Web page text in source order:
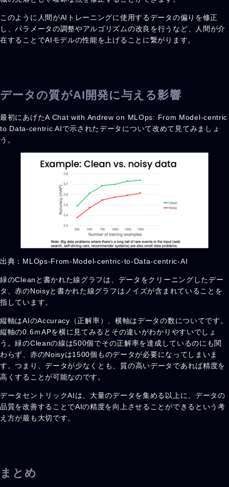
このように人間がAIトレーニングに使用するデータの偏りを修正
し、パラメータの調整やアルゴリズムの改良を行うなど、人間が介
在することでAIモデルの性能を上げることに繋がります。
データの質がAI開発に与える影響
最初にあげたA Chat with Andrew on MLOps: From Model-centric
to Data-centric AIで示されたデータについて改めて見てみましょ
う。
出典：MLOps-From-Model-centric-to-Data-centric-AI
緑のCleanと書かれた線グラフは、データをクリーニングしたデー
タ、赤のNoisyと書かれた線グラフはノイズが含まれていることを
指しています。
縦軸はAIのAccuracy（正解率）、横軸はデータの数についてです。
縦軸の0.6ｍAPを横に見てみるとその違いがわかりやすいでしょ
う。緑のCleanの線は500個でその正解率を達成しているのにも関
わらず、赤のNoisyは1500個ものデータが必要になってしまいま
す。つまり、データが少なくとも、質の高いデータであれば精度を
高くすることが可能なのです。
データセントリックAIは、大量のデータを集める以上に、データの
品質を改善することでAIの精度を向上させることができるという考
え方が最も大切です。
まとめ